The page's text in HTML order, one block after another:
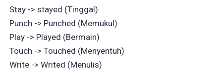
Stay -> stayed (Tinggal)
Punch -> Punched (Memukul)
Play -> Played (Bermain)
Touch -> Touched (Menyentuh)
Write -> Writed (Menulis)